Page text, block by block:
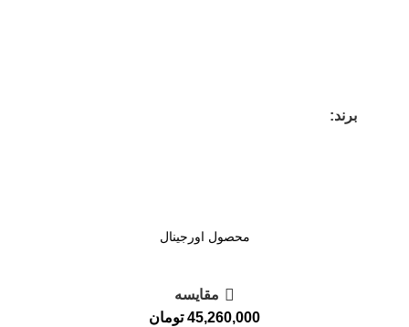
برند:
محصول اورجینال
مقايسه
45,260,000 تومان